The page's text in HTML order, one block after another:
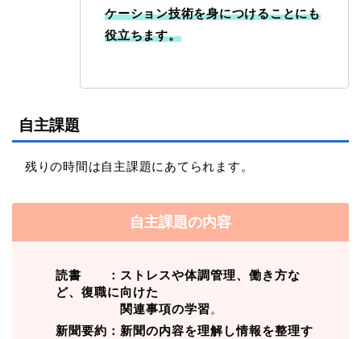
ケーション技術を身につけることにも
役立ちます。
自主課題
残りの時間は自主課題にあてられます。
自主課題の内容
読書 ：ストレスや体調管理、働き方な
ど、復職に向けた
関連事項の学習。
新聞要約：新聞の内容を理解し情報を整理す